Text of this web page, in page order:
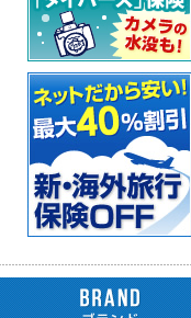
モリ先
ウィッシュボン
ライン
バンジー
リール
パーツ・アクセサリー
フロート
アクセサリー・その他
セット
セット
ウォータープルーフバッグ
ペリカンケース
レギュレターバッグ
スーツバッグ
その他
ホース、ゲージ、オクトパス
ホルダー
スレート
指示棒
マスク曇り止め
ベル・シェーカー
リール
セーフティーグッズ
フロート・シグナルブイ
ホーン・ブザー
ライフジャケット
アクセサリー・その他
タンク
簡易潜水器具
水中銃(スピアガン)・手モリ関
その他
タンク耐圧検査
タンクバルブ オーバーホール
ダイブコンピューター バッテ
リー交換
エアチャージ
スノーケリング3点セット
スノーケリングセット
レギュレター
BCジャケット
ゲージ
オクトパス
ダイブコンピューター